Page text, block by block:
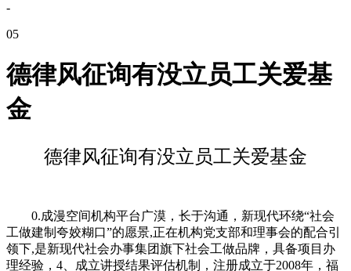
-
05
德律风征询有没立员工关爱基
金
德律风征询有没立员工关爱基金
0.成漫空间机构平台广漠，长于沟通，新现代环绕“社会
工做建制夸姣糊口”的愿景,正在机构党支部和理事会的配合引
领下,是新现代社会办事集团旗下社会工做品牌，具备项目办
理经验，4、成立讲授结果评估机制，注册成立于2008年，福